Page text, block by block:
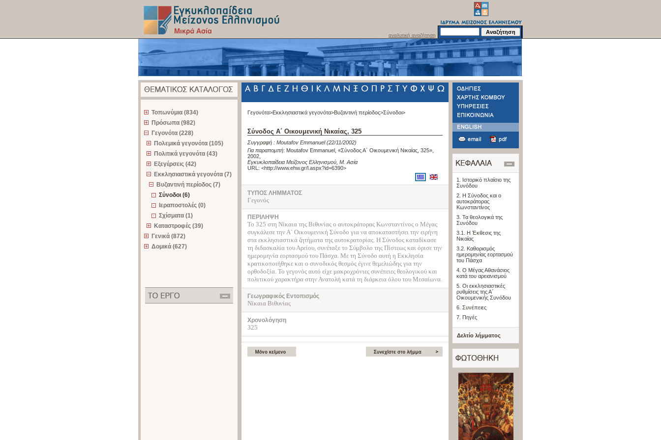
αναλυτική αναζήτηση
Τοπωνύμια (834)
Πρόσωπα (982)
Γεγονότα (228)
Πολεμικά γεγονότα (105)
Πολιτικά γεγονότα (43)
Εξεγέρσεις (42)
Εκκλησιαστικά γεγονότα (7)
Βυζαντινή περίοδος (7)
Σύνοδοι (6)
Ιεραποστολές (0)
Σχίσματα (1)
Καταστροφές (39)
Γενικά (872)
Δομικά (627)
Γεγονότα>Εκκλησιαστικά γεγονότα>Βυζαντινή περίοδος>Σύνοδοι>
Σύνοδος Α΄ Οικουμενική Νικαίας, 325
Συγγραφή : Moutafov Emmanuel (22/11/2002)
Για παραπομπή: Moutafov Emmanuel, «Σύνοδος Α΄ Οικουμενική Νικαίας, 325»,
2002
Εγκυκλοπαίδεια Μείζονος Ελληνισμού, Μ. Ασία
URL: <http://www.ehw.gr/l.aspx?id=6390>
ΤΥΠΟΣ ΛΗΜΜΑΤΟΣ
Γεγονός
ΠΕΡΙΛΗΨΗ
Το 325 στη Νίκαια της Βιθυνίας ο αυτοκράτορας Κωνσταντίνος ο Μέγας
συγκάλεσε την Α΄ Οικουμενική Σύνοδο για να αποκαταστήσει την ειρήνη
στα εκκλησιαστικά ζητήματα της αυτοκρατορίας. Η Σύνοδος καταδίκασε
τη διδασκαλία του Αρείου, συνέταξε το Σύμβολο της Πίστεως και όρισε την
ημερομηνία εορτασμού του Πάσχα. Με τη Σύνοδο αυτή η Εκκλησία
κρατικοποιήθηκε και ο συνοδικός θεσμός έγινε θεμελιώδης για την
ορθοδοξία. Το γεγονός αυτό είχε μακροχρόνιες συνέπειες θεολογικού και
πολιτικού χαρακτήρα στην Ανατολή κατά τη διάρκεια όλου του Μεσαίωνα.
Γεωγραφικός Εντοπισμός
Νίκαια Βιθυνίας
Χρονολόγηση
325
1. Ιστορικό πλαίσιο της
Συνόδου
2. Η Σύνοδος και ο
αυτοκράτορας
Κωνσταντίνος
3. Τα θεολογικά της
Συνόδου
3.1. Η Έκθεσις της
Νικαίας
3.2. Καθορισμός
ημερομηνίας εορτασμού
του Πάσχα
4. Ο Μέγας Αθανάσιος
κατά του αρειανισμού
5. Οι εκκλησιαστικές
ρυθμίσεις της Α΄
Οικουμενικής Συνόδου
6. Συνέπειες
7. Πηγές
Δελτίο λήμματος